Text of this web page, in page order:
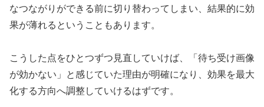
なつながりができる前に切り替わってしまい、結果的に効
果が薄れるということもあります。
こうした点をひとつずつ見直していけば、「待ち受け画像
が効かない」と感じていた理由が明確になり、効果を最大
化する方向へ調整していけるはずです。